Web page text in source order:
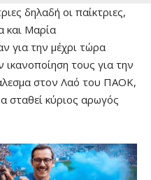
δηλαδή οι παίκτριες,
και Μαρία
για την μέχρι τώρα
τους για την
στον Λαό του ΠΑΟΚ,
σταθεί κύριος αρωγός